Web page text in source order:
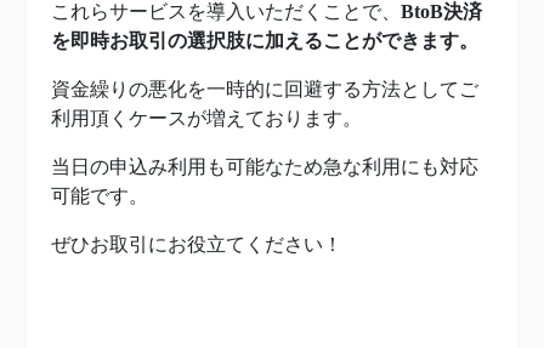
これらサービスを導入いただくことで、 BtoB決済
を即時お取引の選択肢に加えることができます。
資金繰りの悪化を一時的に回避する方法としてご
利用頂くケースが増えております。
当日の申込み利用も可能なため急な利用にも対応
可能です。
ぜひお取引にお役立てください！